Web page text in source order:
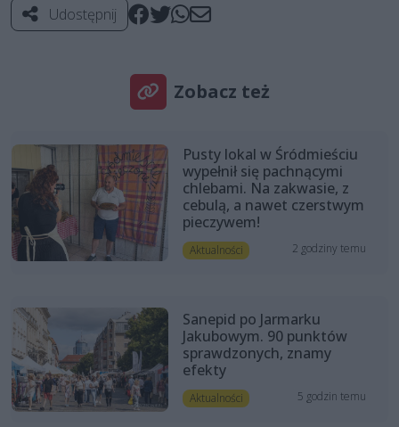
Udostępnij
Zobacz też
Pusty lokal w Śródmieściu
wypełnił się pachnącymi
chlebami. Na zakwasie, z
cebulą, a nawet czerstwym
pieczywem!
Aktualności 2 godziny temu
Sanepid po Jarmarku
Jakubowym. 90 punktów
sprawdzonych, znamy
efekty
Aktualności 5 godzin temu